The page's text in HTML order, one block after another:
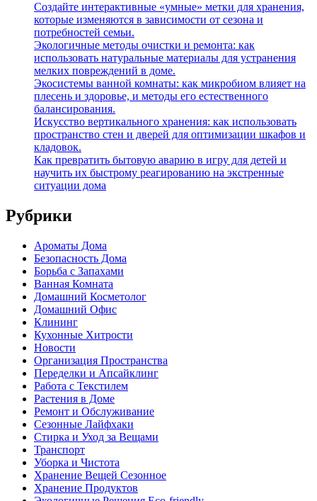
Создайте интерактивные «умные» метки для хранения,
которые изменяются в зависимости от сезона и
потребностей семьи.
Экологичные методы очистки и ремонта: как
использовать натуральные материалы для устранения
мелких повреждений в доме.
Экосистемы ванной комнаты: как микробиом влияет на
плесень и здоровье, и методы его естественного
балансирования.
Искусство вертикального хранения: как использовать
пространство стен и дверей для оптимизации шкафов и
кладовок.
Как превратить бытовую аварию в игру для детей и
научить их быстрому реагированию на экстренные
ситуации дома
Рубрики
Ароматы Дома
Безопасность Дома
Борьба с Запахами
Ванная Комната
Домашний Косметолог
Домашний Офис
Клининг
Кухонные Хитрости
Новости
Организация Пространства
Переделки и Апсайклинг
Работа с Текстилем
Растения в Доме
Ремонт и Обслуживание
Сезонные Лайфхаки
Стирка и Уход за Вещами
Транспорт
Уборка и Чистота
Хранение Вещей Сезонное
Хранение Продуктов